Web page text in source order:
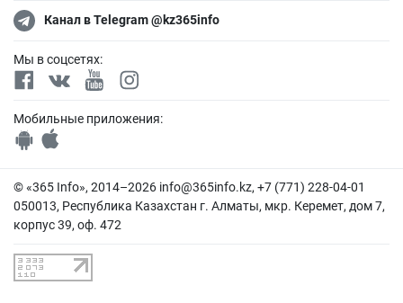
Канал в Telegram @kz365info
Мы в соцсетях:
Мобильные приложения:
© «365 Info», 2014–2026 info@365info.kz, +7 (771) 228-04-01
050013, Республика Казахстан г. Алматы, мкр. Керемет, дом 7,
корпус 39, оф. 472